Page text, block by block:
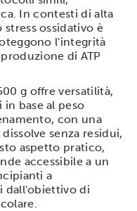
dei dati web,
combinarle
loro o che hanno
In contesti di alta
ossidativo è
l'integrità
di ATP
g offre versatilità,
base al peso
con una
senza residui,
aspetto pratico,
accessibile a un
a
dall'obiettivo di